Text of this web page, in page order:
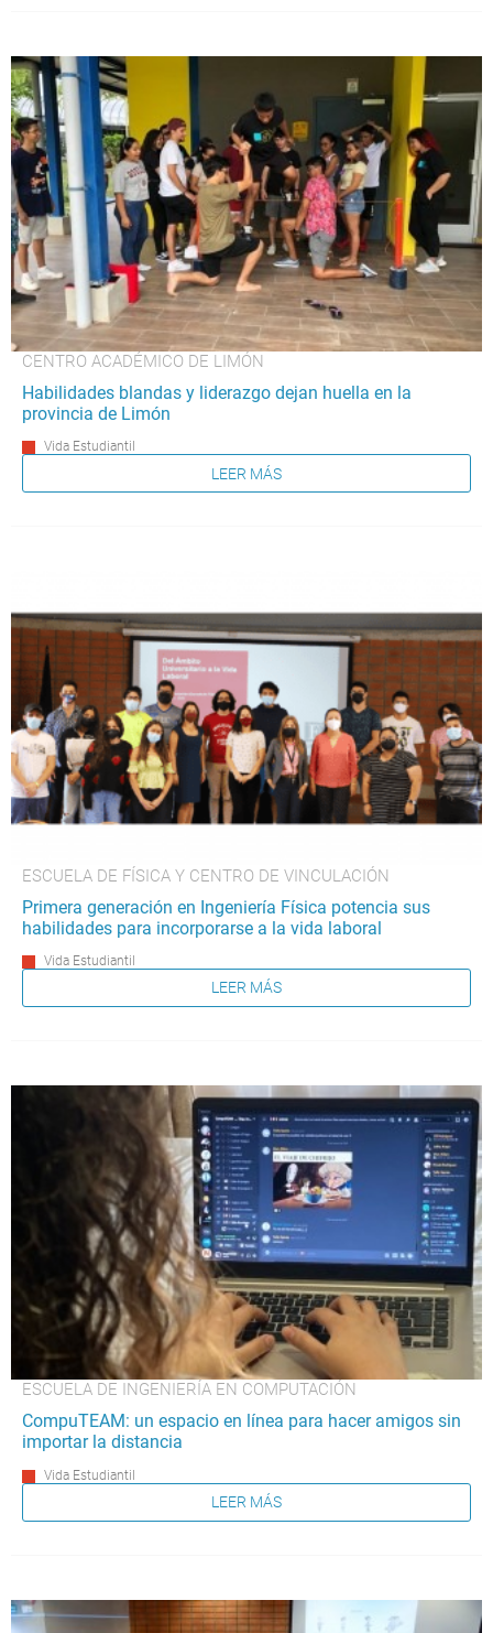
CENTRO ACADÉMICO DE LIMÓN
Habilidades blandas y liderazgo dejan huella en la
provincia de Limón
Vida Estudiantil
LEER MÁS
ESCUELA DE FÍSICA Y CENTRO DE VINCULACIÓN
Primera generación en Ingeniería Física potencia sus
habilidades para incorporarse a la vida laboral
Vida Estudiantil
LEER MÁS
ESCUELA DE INGENIERÍA EN COMPUTACIÓN
CompuTEAM: un espacio en línea para hacer amigos sin
importar la distancia
Vida Estudiantil
LEER MÁS